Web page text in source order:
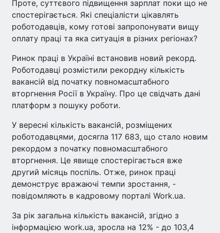
Проте, суттєвого підвищення зарплат поки що не
спостерігається. Які спеціалісти цікавлять
роботодавців, кому готові запропонувати вищу
оплату праці та яка ситуація в різних регіонах?
Ринок праці в Україні встановив новий рекорд.
Роботодавці розмістили рекордну кількість
вакансій від початку повномасштабного
вторгнення Росії в Україну. Про це свідчать дані
платформ з пошуку роботи.
У вересні кількість вакансій, розміщених
роботодавцями, досягла 117 683, що стало новим
рекордом з початку повномасштабного
вторгнення. Це явище спостерігається вже
другий місяць поспіль. Отже, ринок праці
демонструє вражаючі темпи зростання, -
повідомляють в кадровому порталі Work.ua.
За рік загальна кількість вакансій, згідно з
інформацією work.ua, зросла на 12% - до 103,4